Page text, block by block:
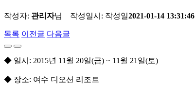
작성자: 관리자님 작성일시: 작성일2021-01-14 13:31:46
목록 이전글 다음글
◆ 일시: 2015년 11월 20일(금) ~ 11월 21일(토)
◆ 장소: 여수 디오션 리조트